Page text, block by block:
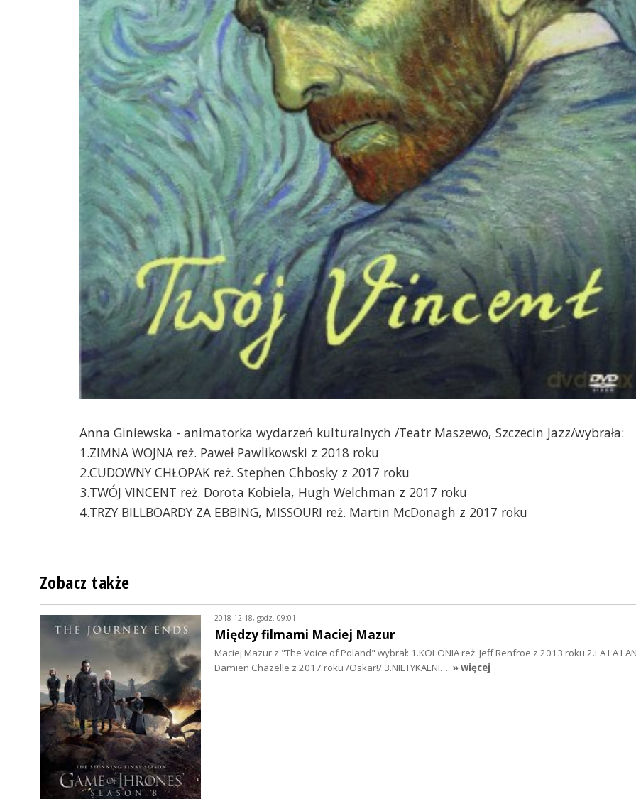
Anna Giniewska - animatorka wydarzeń kulturalnych /Teatr Maszewo, Szczecin Jazz/wybrała:
1.ZIMNA WOJNA reż. Paweł Pawlikowski z 2018 roku
2.CUDOWNY CHŁOPAK reż. Stephen Chbosky z 2017 roku
3.TWÓJ VINCENT reż. Dorota Kobiela, Hugh Welchman z 2017 roku
4.TRZY BILLBOARDY ZA EBBING, MISSOURI reż. Martin McDonagh z 2017 roku
Zobacz także
2018-12-18, godz. 09:01
Między filmami Maciej Mazur
Maciej Mazur z "The Voice of Poland" wybrał: 1.KOLONIA reż. Jeff Renfroe z 2013 roku 2.LA LA
Damien Chazelle z 2017 roku /Oskar!/ 3.NIETYKALNI… » więcej